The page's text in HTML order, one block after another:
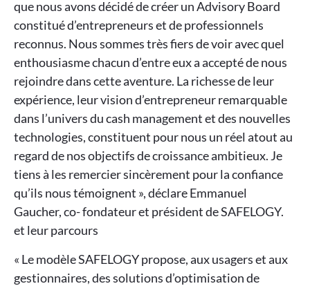
que nous avons décidé de créer un Advisory Board
constitué d’entrepreneurs et de professionnels
reconnus. Nous sommes très fiers de voir avec quel
enthousiasme chacun d’entre eux a accepté de nous
rejoindre dans cette aventure. La richesse de leur
expérience, leur vision d’entrepreneur remarquable
dans l’univers du cash management et des nouvelles
technologies, constituent pour nous un réel atout au
regard de nos objectifs de croissance ambitieux. Je
tiens à les remercier sincèrement pour la confiance
qu’ils nous témoignent », déclare Emmanuel
Gaucher, co- fondateur et président de SAFELOGY.
et leur parcours
« Le modèle SAFELOGY propose, aux usagers et aux
gestionnaires, des solutions d’optimisation de